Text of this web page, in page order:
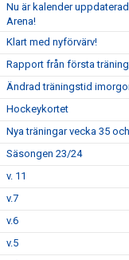
Nu är kalender
Arena!
Klart med nyförvärv!
Rapport från första
Ändrad träningstid
Hockeykortet
Nya träningar vecka 35
Säsongen 23/24
v. 11
v.7
v.6
v.5